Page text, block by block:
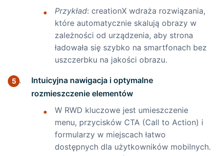
Przykład: creationX wdraża rozwiązania,
które automatycznie skalują obrazy w
zależności od urządzenia, aby strona
ładowała się szybko na smartfonach bez
uszczerbku na jakości obrazu.
Intuicyjna nawigacja i optymalne
rozmieszczenie elementów
W RWD kluczowe jest umieszczenie
menu, przycisków CTA (Call to Action) i
formularzy w miejscach łatwo
dostępnych dla użytkowników mobilnych.